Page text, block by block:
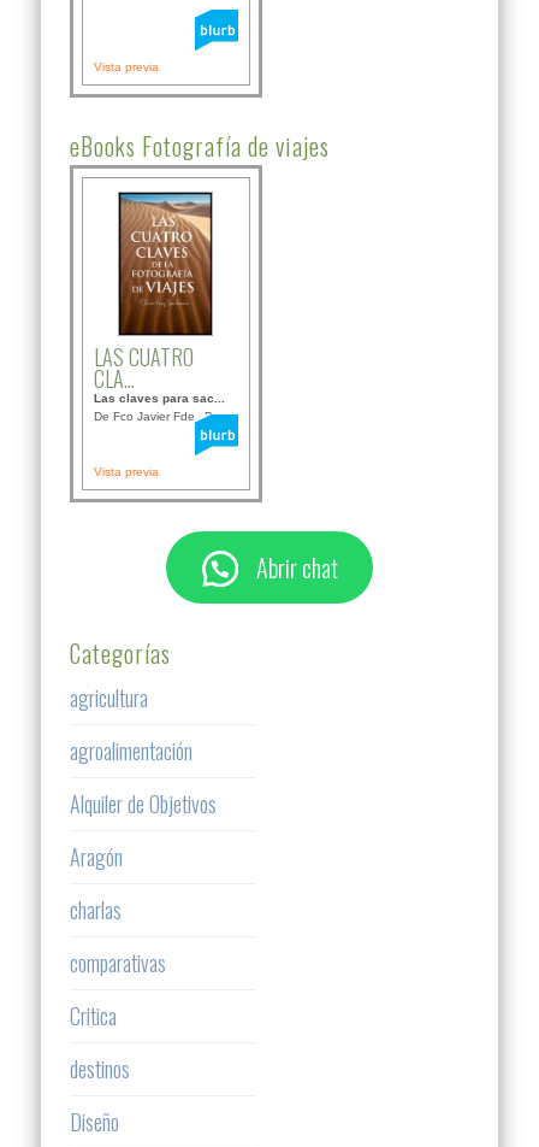
Vista previa
eBooks Fotografía de viajes
LAS CUATRO
CLA...
Las claves para sac...
De Fco Javier Fdez B...
Vista previa
Abrir chat
Categorías
agricultura
agroalimentación
Alquiler de Objetivos
Aragón
charlas
comparativas
Critica
destinos
Diseño